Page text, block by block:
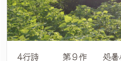
4行詩 第９作 処暑小